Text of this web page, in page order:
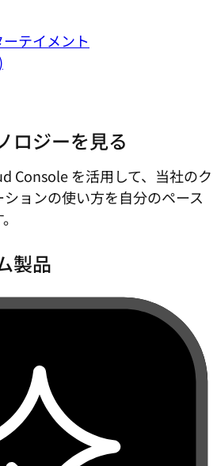
テイメント
ロジーを見る
Console を活用して、当社のク
ョンの使い方を自分のペース
製品